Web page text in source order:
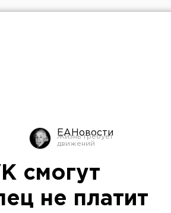
ЕАНовости
смогут
не платит